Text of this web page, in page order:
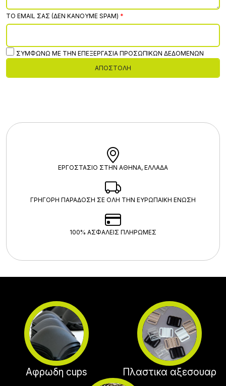
ΤΟ EMAIL ΣΑΣ (ΔΕΝ ΚΆΝΟΥΜΕ SPAM)
ΣΥΜΦΩΝΏ ΜΕ ΤΗΝ ΕΠΕΞΕΡΓΑΣΊΑ ΠΡΟΣΩΠΙΚΏΝ ΔΕΔΟΜΈΝΩΝ
ΑΠΟΣΤΟΛΉ
ΕΡΓΟΣΤΑΣΙΟ ΣΤΗΝ ΑΘΗΝΑ, ΕΛΛΑΔΑ
ΓΡΗΓΟΡΗ ΠΑΡΑΔΟΣΗ ΣΕ ΟΛΗ ΤΗΝ ΕΥΡΩΠΑΙΚΗ ΕΝΩΣΗ
100% ΑΣΦΑΛΕΊΣ ΠΛΗΡΩΜΈΣ
Αφρωδη cups Πλαστικα αξεσουαρ